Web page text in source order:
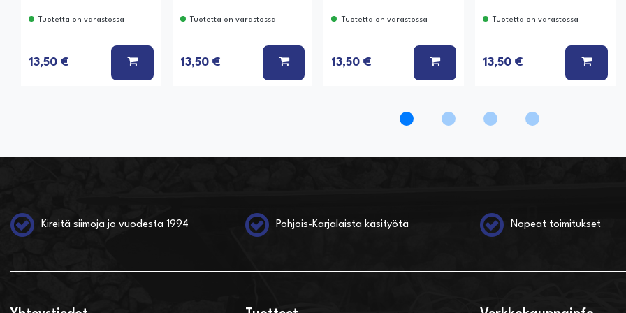
Tuotetta on varastossa
13,50 € LISÄÄ KORIIN
Tuotetta on varastossa
13,50 € LISÄÄ KORIIN
Tuotetta on varastossa
13,50 € LISÄÄ KORIIN
Tuotetta on varastossa
13,50 € LISÄÄ
Kireitä siimoja jo vuodesta 1994 Pohjois-Karjalaista käsityötä Nopeat toimitukset